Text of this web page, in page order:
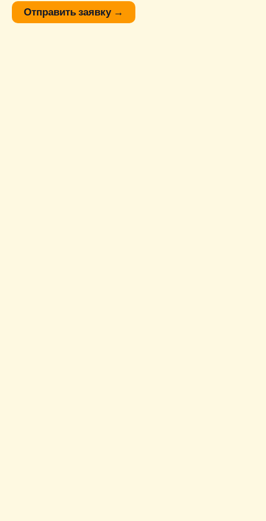
Отправить заявку →